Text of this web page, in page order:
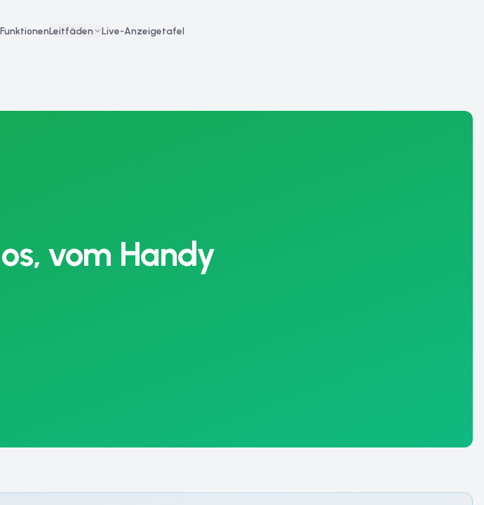
FunktionenLeitfäden Live-Anzeigetafel
vom Handy